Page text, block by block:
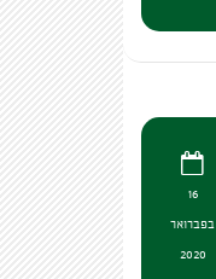
16
בפברואר
2020